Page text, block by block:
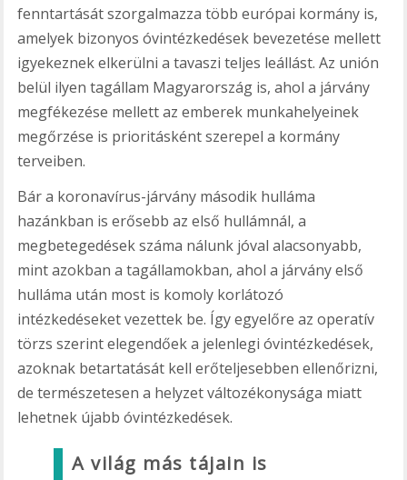
fenntartását szorgalmazza több európai kormány is,
amelyek bizonyos óvintézkedések bevezetése mellett
igyekeznek elkerülni a tavaszi teljes leállást. Az unión
belül ilyen tagállam Magyarország is, ahol a járvány
megfékezése mellett az emberek munkahelyeinek
megőrzése is prioritásként szerepel a kormány
terveiben.
Bár a koronavírus-járvány második hulláma
hazánkban is erősebb az első hullámnál, a
megbetegedések száma nálunk jóval alacsonyabb,
mint azokban a tagállamokban, ahol a járvány első
hulláma után most is komoly korlátozó
intézkedéseket vezettek be. Így egyelőre az operatív
törzs szerint elegendőek a jelenlegi óvintézkedések,
azoknak betartatását kell erőteljesebben ellenőrizni,
de természetesen a helyzet változékonysága miatt
lehetnek újabb óvintézkedések.
A világ más tájain is